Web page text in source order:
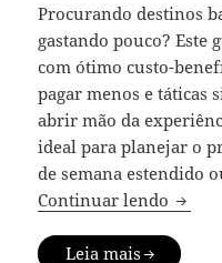
Procurando destinos
gastando pouco? Este
com ótimo custo-
pagar menos e táticas
abrir mão da
ideal para planejar o
de semana estendido
Continuar lendo
Leia mais